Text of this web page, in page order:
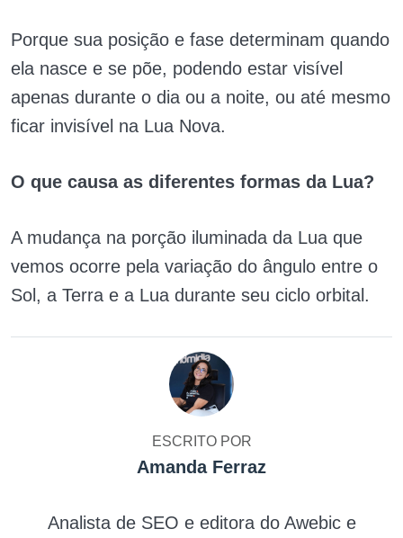
Porque sua posição e fase determinam quando
ela nasce e se põe, podendo estar visível
apenas durante o dia ou a noite, ou até mesmo
ficar invisível na Lua Nova.
O que causa as diferentes formas da Lua?
A mudança na porção iluminada da Lua que
vemos ocorre pela variação do ângulo entre o
Sol, a Terra e a Lua durante seu ciclo orbital.
ESCRITO POR
Amanda Ferraz
Analista de SEO e editora do Awebic e